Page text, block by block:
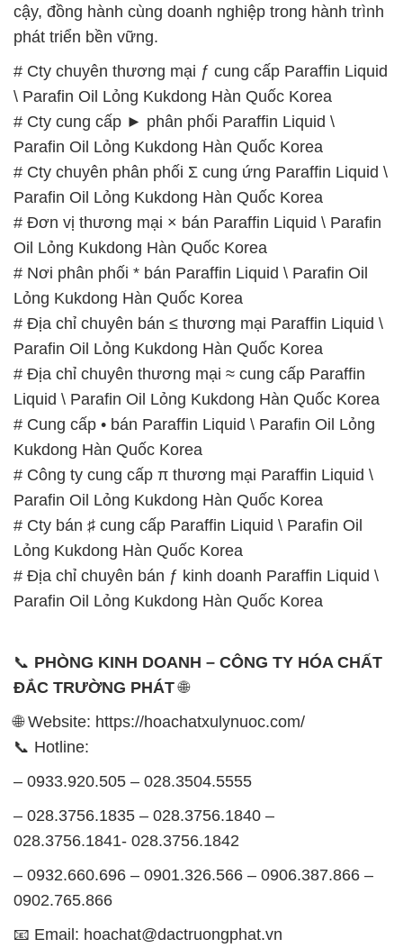
cậy, đồng hành cùng doanh nghiệp trong hành trình
phát triển bền vững.
# Cty chuyên thương mại ƒ cung cấp Paraffin Liquid
\ Parafin Oil Lỏng Kukdong Hàn Quốc Korea
# Cty cung cấp ► phân phối Paraffin Liquid \
Parafin Oil Lỏng Kukdong Hàn Quốc Korea
# Cty chuyên phân phối Σ cung ứng Paraffin Liquid \
Parafin Oil Lỏng Kukdong Hàn Quốc Korea
# Đơn vị thương mại × bán Paraffin Liquid \ Parafin
Oil Lỏng Kukdong Hàn Quốc Korea
# Nơi phân phối * bán Paraffin Liquid \ Parafin Oil
Lỏng Kukdong Hàn Quốc Korea
# Địa chỉ chuyên bán ≤ thương mại Paraffin Liquid \
Parafin Oil Lỏng Kukdong Hàn Quốc Korea
# Địa chỉ chuyên thương mại ≈ cung cấp Paraffin
Liquid \ Parafin Oil Lỏng Kukdong Hàn Quốc Korea
# Cung cấp • bán Paraffin Liquid \ Parafin Oil Lỏng
Kukdong Hàn Quốc Korea
# Công ty cung cấp π thương mại Paraffin Liquid \
Parafin Oil Lỏng Kukdong Hàn Quốc Korea
# Cty bán ♯ cung cấp Paraffin Liquid \ Parafin Oil
Lỏng Kukdong Hàn Quốc Korea
# Địa chỉ chuyên bán ƒ kinh doanh Paraffin Liquid \
Parafin Oil Lỏng Kukdong Hàn Quốc Korea
📞 PHÒNG KINH DOANH – CÔNG TY HÓA CHẤT
ĐẮC TRƯỜNG PHÁT🌐
🌐 Website: https://hoachatxulynuoc.com/
📞 Hotline:
– 0933.920.505 – 028.3504.5555
– 028.3756.1835 – 028.3756.1840 –
028.3756.1841- 028.3756.1842
– 0932.660.696 – 0901.326.566 – 0906.387.866 –
0902.765.866
📧 Email: hoachat@dactruongphat.vn